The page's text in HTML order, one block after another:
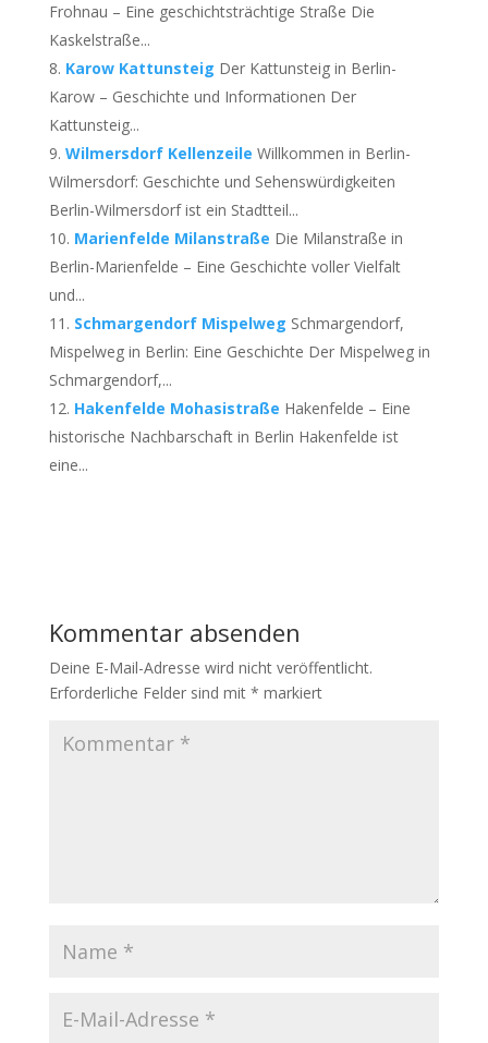
Frohnau – Eine geschichtsträchtige Straße Die
Kaskelstraße...
Karow Kattunsteig Der Kattunsteig in Berlin-
Karow – Geschichte und Informationen Der
Kattunsteig...
Wilmersdorf Kellenzeile Willkommen in Berlin-
Wilmersdorf: Geschichte und Sehenswürdigkeiten
Berlin-Wilmersdorf ist ein Stadtteil...
Marienfelde Milanstraße Die Milanstraße in
Berlin-Marienfelde – Eine Geschichte voller Vielfalt
und...
Schmargendorf Mispelweg Schmargendorf,
Mispelweg in Berlin: Eine Geschichte Der Mispelweg in
Schmargendorf,...
Hakenfelde Mohasistraße Hakenfelde – Eine
historische Nachbarschaft in Berlin Hakenfelde ist
eine...
Kommentar absenden
Deine E-Mail-Adresse wird nicht veröffentlicht.
Erforderliche Felder sind mit * markiert